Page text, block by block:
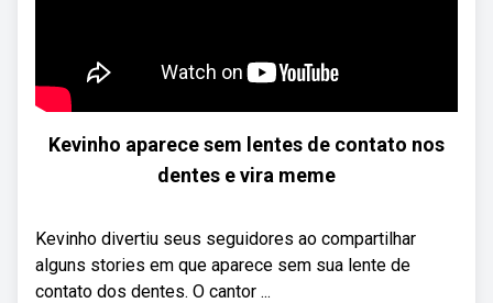
Kevinho aparece sem lentes de contato nos
dentes e vira meme
Kevinho divertiu seus seguidores ao compartilhar
alguns stories em que aparece sem sua lente de
contato dos dentes. O cantor ...